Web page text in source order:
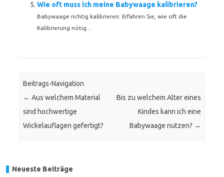
Wie oft muss ich meine Babywaage kalibrieren?
Babywaage richtig kalibrieren: Erfahren Sie, wie oft die
Kalibrierung nötig...
Beitrags-Navigation
← Aus welchem Material
sind hochwertige
Wickelauflagen gefertigt?
Bis zu welchem Alter eines
Kindes kann ich eine
Babywaage nutzen? →
Neueste Beiträge